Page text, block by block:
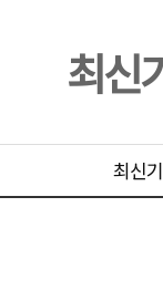
최신
최신